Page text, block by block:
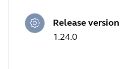
Release version
1.24.0